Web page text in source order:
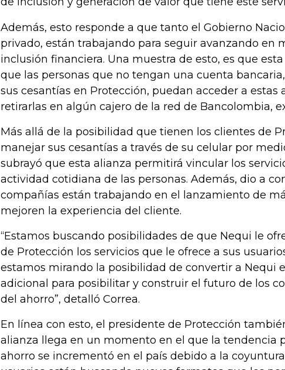
Además, esto responde a que tanto el Gobierno
privado, están trabajando para seguir avanzando en
inclusión financiera. Una muestra de esto, es que
que las personas que no tengan una cuenta
sus cesantías en Protección, puedan acceder a estas
retirarlas en algún cajero de la red de Bancolombia,
Más allá de la posibilidad que tienen los clientes de
manejar sus cesantías a través de su celular por
subrayó que esta alianza permitirá vincular los
actividad cotidiana de las personas. Además, dio a
compañías están trabajando en el lanzamiento de
mejoren la experiencia del cliente.
“Estamos buscando posibilidades de que Nequi le
de Protección los servicios que le ofrece a sus
estamos mirando la posibilidad de convertir a Nequi
adicional para posibilitar y construir el futuro de los
del ahorro”, detalló Correa.
En línea con esto, el presidente de Protección
alianza llega en un momento en el que la tendencia
ahorro se incrementó en el país debido a la